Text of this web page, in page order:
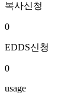
복사신청
0
EDDS신청
0
usage